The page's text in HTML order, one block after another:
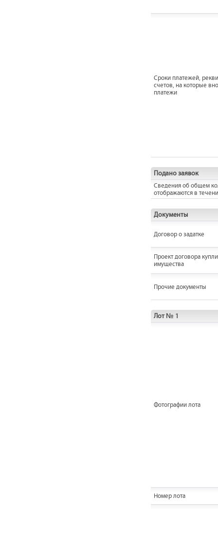
Сроки платежей,
счетов, на которые
платежи
Подано заявок
Сведения об общем
отображаются в
Документы
Договор о задатке
Проект договора
имущества
Прочие документы
Лот № 1
Фотографии лота
Номер лота